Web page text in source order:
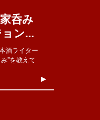
呑み
ン...
酒ライター
”を教えて